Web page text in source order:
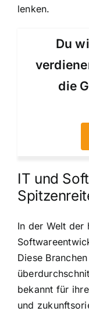
lenken.
Du
die
IT und
In der Welt der
Diese
bekannt für
und